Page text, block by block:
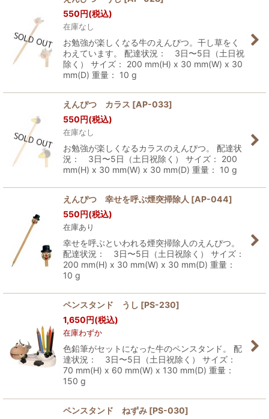
550円(税込)
在庫なし
お勉強が楽しくなる牛のえんぴつ。干し草をく
わえています。 配達状況： 3日〜5日（土日祝
除く） サイズ： 200 mm(H) x 30 mm(W) x 30
mm(D) 重量： 10 g
えんぴつ カラス [AP-033]
550円(税込)
在庫なし
お勉強が楽しくなるカラスのえんぴつ。 配達状
況： 3日〜5日（土日祝除く） サイズ： 200
mm(H) x 30 mm(W) x 30 mm(D) 重量： 10 g
えんぴつ 幸せを呼ぶ煙突掃除人 [AP-044]
550円(税込)
在庫あり
幸せを呼ぶといわれる煙突掃除人のえんぴつ。
配達状況： 3日〜5日（土日祝除く） サイズ：
200 mm(H) x 30 mm(W) x 30 mm(D) 重量：
10 g
ペンスタンド うし [PS-230]
1,650円(税込)
在庫わずか
色鉛筆がセットになった牛のペンスタンド。 配
達状況： 3日〜5日（土日祝除く） サイズ：
70 mm(H) x 60 mm(W) x 130 mm(D) 重量：
150 g
ペンスタンド ねずみ [PS-030]